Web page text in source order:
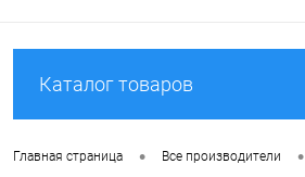
Каталог товаров
Главная страница • Все производители •